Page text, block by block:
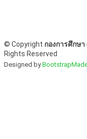
© Copyright กองการศึกษ
Rights Reserved
Designed by